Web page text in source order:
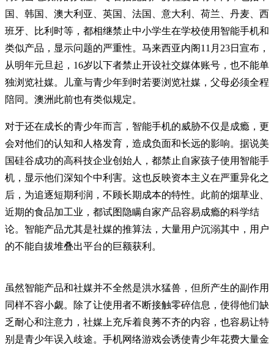
国、韩国、澳大利亚、英国、法国、意大利、荷兰、丹麦、西
班牙、比利时等，都相继禁止中小学生在学校使用智能手机和
类似产品，显示问题的严重性。马来西亚内阁11月23日宣布，
从明年元旦起，16岁以下者禁止开设社交媒体账号，也不能单
独浏览社媒。儿童与青少年到时若要浏览社媒，父母必须全程
陪同。澳洲此前也有类似规定。
对于还在成长的青少年而言，智能手机的威胁不仅是成瘾，更
会对他们的认知和人格发育，造成负面和长远的影响。据说美
国硅谷成功的高科技企业创始人，都禁止自家孩子使用智能手
机，显示他们深知个中利害。这也反映资本主义在严重异化之
后，为追逐短期利润，不顾长期成本的特性。此前的烟草业、
近期的食品加工业，都试图隐瞒自家产品容易成瘾的科学结
论。智能产品尤其是社媒的推算法，大量用户沉溺其中，用户
的不能自拔堆叠出平台的巨额获利。
虽然智能产品和社媒并不全然是洪水猛兽，但所产生的副作用
同样不容小觑。除了让使用者不断接触零碎信息，使得他们缺
乏耐心和注意力，社媒上充斥着良莠不齐的内容，也容易让特
别是青少年误入歧途。手机网络游戏会诱使青少年花费大量金